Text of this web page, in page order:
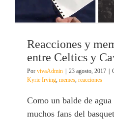
Reacciones y
entre Celtics y
Por vivaAdmin 23 agosto, 2017
Kyrie Irving, memes, reacciones
Como un balde de
muchos fans del